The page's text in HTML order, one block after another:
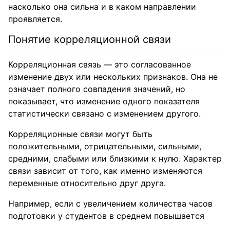
насколько она сильна и в каком направлении
проявляется.
Понятие корреляционной связи
Корреляционная связь — это согласованное
изменение двух или нескольких признаков. Она не
означает полного совпадения значений, но
показывает, что изменение одного показателя
статистически связано с изменением другого.
Корреляционные связи могут быть
положительными, отрицательными, сильными,
средними, слабыми или близкими к нулю. Характер
связи зависит от того, как именно изменяются
переменные относительно друг друга.
Например, если с увеличением количества часов
подготовки у студентов в среднем повышается